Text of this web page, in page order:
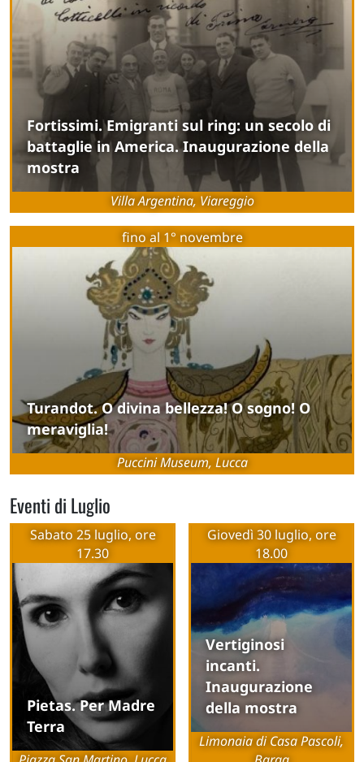
Fortissimi. Emigranti sul ring: un secolo di
battaglie in America. Inaugurazione della
mostra
Villa Argentina, Viareggio
fino al 1° novembre
Turandot. O divina bellezza! O sogno! O
meraviglia!
Puccini Museum, Lucca
Eventi di Luglio
Sabato 25 luglio, ore
17.30
Pietas. Per Madre
Terra
Giovedì 30 luglio, ore
18.00
Vertiginosi
incanti.
Inaugurazione
della mostra
Limonaia di Casa Pascoli,